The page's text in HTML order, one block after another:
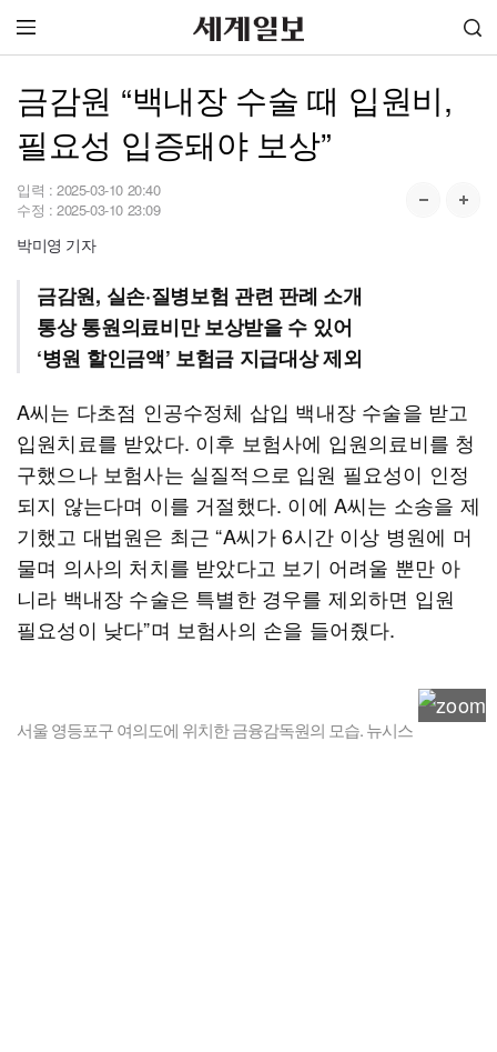
금감원 “백내장 수술 때 입원비,
필요성 입증돼야 보상”
입력 : 2025-03-10 20:40
수정 : 2025-03-10 23:09
박미영 기자
금감원, 실손·질병보험 관련 판례 소개
통상 통원의료비만 보상받을 수 있어
‘병원 할인금액’ 보험금 지급대상 제외
A씨는 다초점 인공수정체 삽입 백내장 수술을 받고
입원치료를 받았다. 이후 보험사에 입원의료비를 청
구했으나 보험사는 실질적으로 입원 필요성이 인정
되지 않는다며 이를 거절했다. 이에 A씨는 소송을 제
기했고 대법원은 최근 “A씨가 6시간 이상 병원에 머
물며 의사의 처치를 받았다고 보기 어려울 뿐만 아
니라 백내장 수술은 특별한 경우를 제외하면 입원
필요성이 낮다”며 보험사의 손을 들어줬다.
서울 영등포구 여의도에 위치한 금융감독원의 모습. 뉴시스